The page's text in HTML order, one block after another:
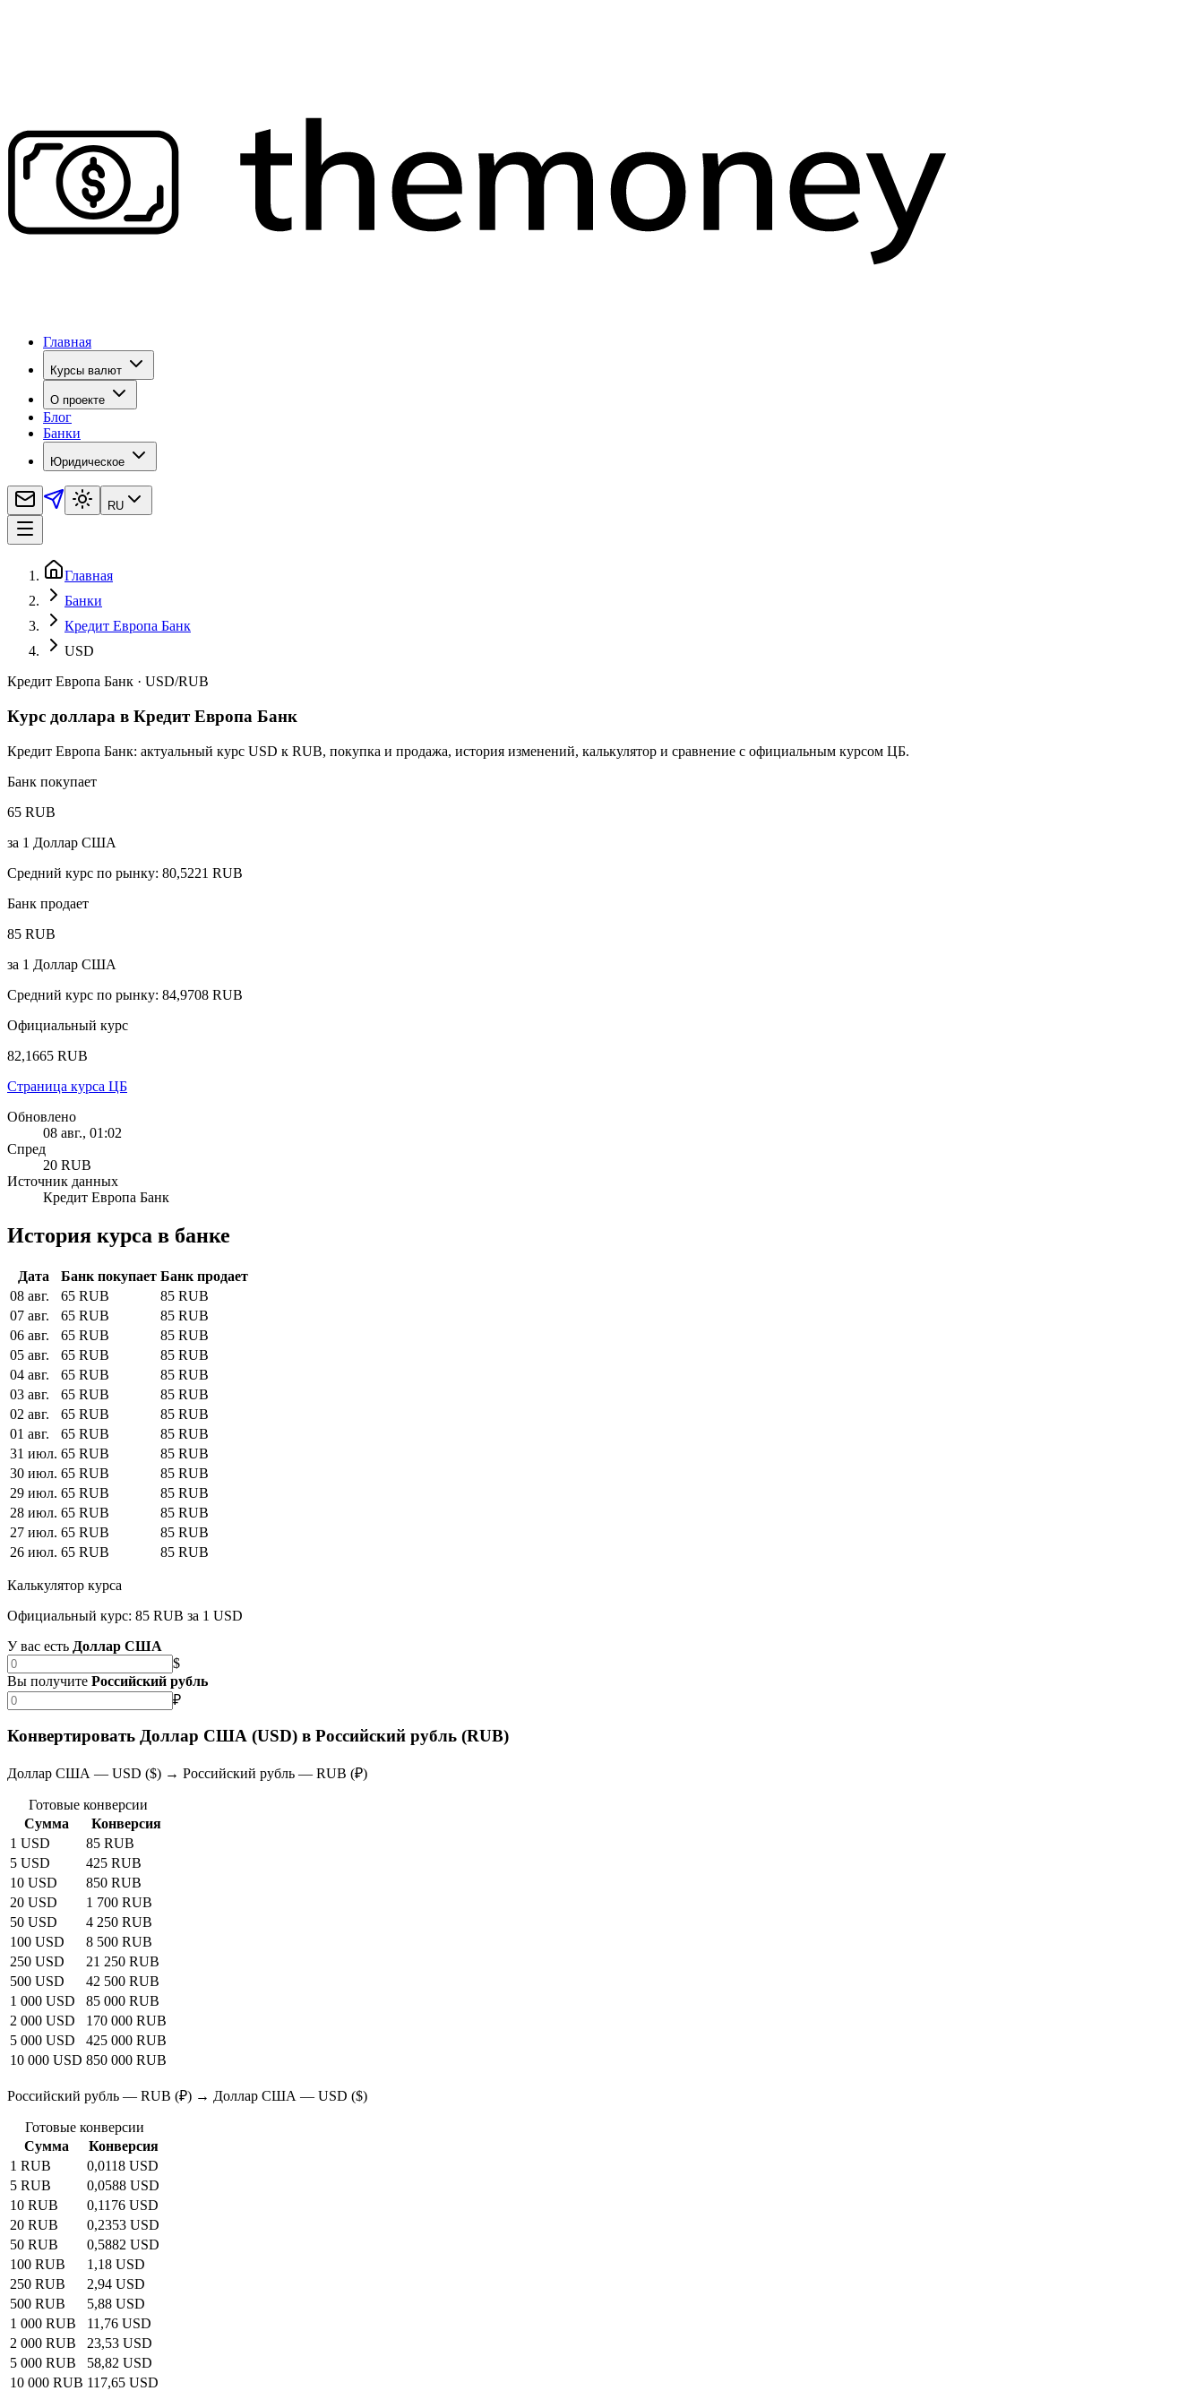
Главная
Курсы валют
О проекте
Блог
Банки
Юридическое
RU
Главная
Банки
Кредит Европа Банк
USD
Кредит Европа Банк · USD/RUB
Курс доллара в Кредит Европа Банк
Кредит Европа Банк: актуальный курс USD к RUB, покупка и продажа, история изменений, калькулятор и сравнение с официальным курсом ЦБ.
Банк покупает
65 RUB
за 1 Доллар США
Средний курс по рынку: 80,5221 RUB
Банк продает
85 RUB
за 1 Доллар США
Средний курс по рынку: 84,9708 RUB
Официальный курс
82,1665 RUB
Страница курса ЦБ
Обновлено
08 авг., 01:02
Спред
20 RUB
Источник данных
Кредит Европа Банк
История курса в банке
Дата Банк покупает Банк продает
08 авг.
65 RUB
85 RUB
07 авг.
65 RUB
85 RUB
06 авг.
65 RUB
85 RUB
05 авг.
65 RUB
85 RUB
04 авг.
65 RUB
85 RUB
03 авг.
65 RUB
85 RUB
02 авг.
65 RUB
85 RUB
01 авг.
65 RUB
85 RUB
31 июл. 65 RUB
85 RUB
30 июл. 65 RUB
85 RUB
29 июл. 65 RUB
85 RUB
28 июл. 65 RUB
85 RUB
27 июл. 65 RUB
85 RUB
26 июл. 65 RUB 85 RUB
Калькулятор курса
Официальный курс: 85 RUB за 1 USD
У вас есть Доллар США
$
Вы получите Российский рубль
₽
Конвертировать Доллар США (USD) в Российский рубль (RUB)
Доллар США — USD ($) → Российский рубль — RUB (₽)
Готовые конверсии
Сумма
Конверсия
1 USD
85 RUB
5 USD
425 RUB
10 USD
850 RUB
20 USD
1 700 RUB
50 USD
4 250 RUB
100 USD
8 500 RUB
250 USD
21 250 RUB
500 USD
42 500 RUB
1 000 USD
85 000 RUB
2 000 USD
170 000 RUB
5 000 USD
425 000 RUB
10 000 USD 850 000 RUB
Российский рубль — RUB (₽) → Доллар США — USD ($)
Готовые конверсии
Сумма
Конверсия
1 RUB
0,0118 USD
5 RUB
0,0588 USD
10 RUB
0,1176 USD
20 RUB
0,2353 USD
50 RUB
0,5882 USD
100 RUB
1,18 USD
250 RUB
2,94 USD
500 RUB
5,88 USD
1 000 RUB
11,76 USD
2 000 RUB
23,53 USD
5 000 RUB
58,82 USD
10 000 RUB 117,65 USD